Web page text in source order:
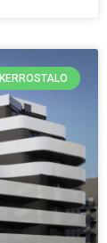
KERROSTALO